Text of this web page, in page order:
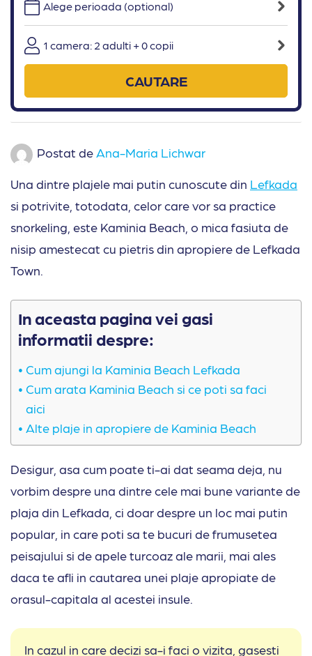
Alege perioada (optional)
1 camera: 2 adulti + 0 copii
CAUTARE
Postat de Ana-Maria Lichwar
Una dintre plajele mai putin cunoscute din Lefkada
si potrivite, totodata, celor care vor sa practice
snorkeling, este Kaminia Beach, o mica fasiuta de
nisip amestecat cu pietris din apropiere de Lefkada
Town.
In aceasta pagina vei gasi
informatii despre:
Cum ajungi la Kaminia Beach Lefkada
Cum arata Kaminia Beach si ce poti sa faci
aici
Alte plaje in apropiere de Kaminia Beach
Desigur, asa cum poate ti-ai dat seama deja, nu
vorbim despre una dintre cele mai bune variante de
plaja din Lefkada, ci doar despre un loc mai putin
popular, in care poti sa te bucuri de frumusetea
peisajului si de apele turcoaz ale marii, mai ales
daca te afli in cautarea unei plaje apropiate de
orasul-capitala al acestei insule.
In cazul in care decizi sa-i faci o vizita, gasesti